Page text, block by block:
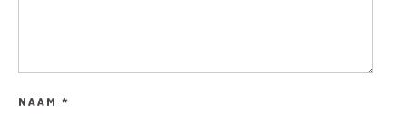
NAAM *